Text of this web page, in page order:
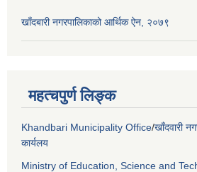
खाँदबारी नगरपालिकाको आर्थिक ऐन, २०७९
महत्चपुर्ण लिङ्क
Khandbari Municipality Office/खाँदवारी
कार्यलय
Ministry of Education, Science and